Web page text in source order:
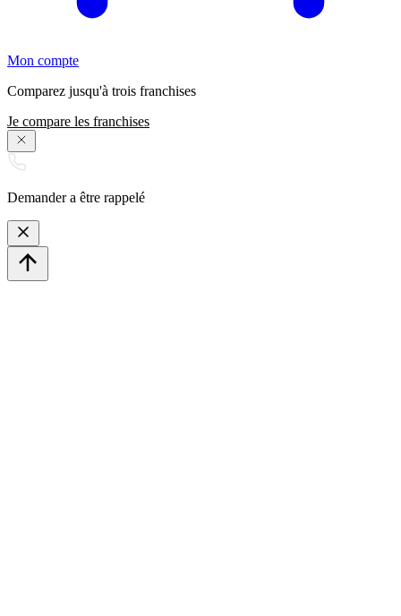
Mon compte
Comparez jusqu'à trois franchises
Je compare les franchises
Demander a être rappelé